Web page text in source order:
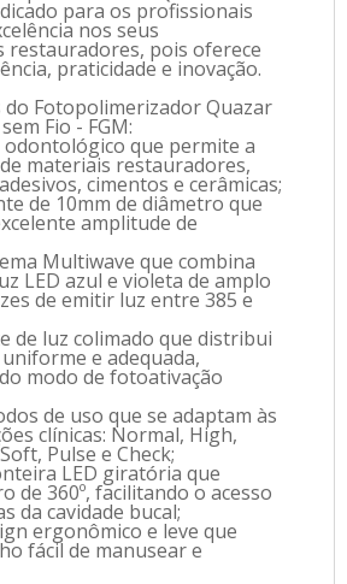
para os profissionais
nos seus
restauradores, pois oferece
praticidade e inovação.
do Fotopolimerizador Quazar
Fio - FGM:
odontológico que permite a
materiais restauradores,
cimentos e cerâmicas;
de 10mm de diâmetro que
amplitude de
Multiwave que combina
LED azul e violeta de amplo
de emitir luz entre 385 e
de luz colimado que distribui
e adequada,
modo de fotoativação
de uso que se adaptam às
clínicas: Normal, High,
Pulse e Check;
LED giratória que
de 360º, facilitando o acesso
da cavidade bucal;
ergonômico e leve que
fácil de manusear e